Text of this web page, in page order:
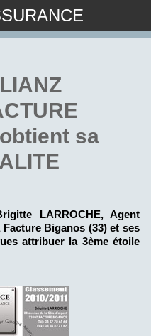
sa
LARROCHE, Agent
Facture Biganos (33) et ses
attribuer la 3ème étoile